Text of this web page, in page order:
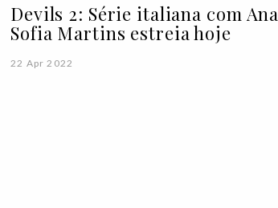
Devils 2: Série italiana com Ana
Sofia Martins estreia hoje
22 Apr 2022